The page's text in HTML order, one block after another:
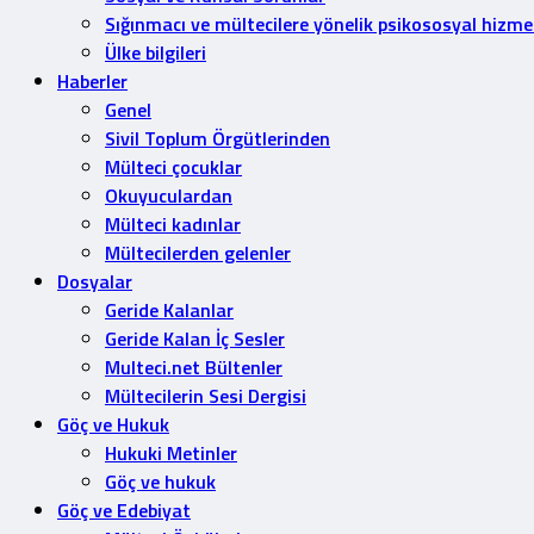
Sığınmacı ve mültecilere yönelik psikososyal
Ülke bilgileri
Haberler
Genel
Sivil Toplum Örgütlerinden
Mülteci çocuklar
Okuyuculardan
Mülteci kadınlar
Mültecilerden gelenler
Dosyalar
Geride Kalanlar
Geride Kalan İç Sesler
Multeci.net Bültenler
Mültecilerin Sesi Dergisi
Göç ve Hukuk
Hukuki Metinler
Göç ve hukuk
Göç ve Edebiyat